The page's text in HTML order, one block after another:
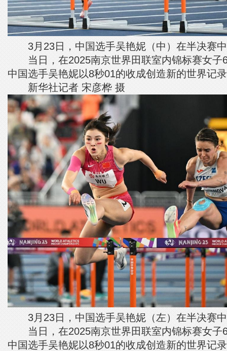
3月23日，中国选手吴艳妮（中）在半决赛
当日，在2025南京世界田联室内锦标赛女子
中国选手吴艳妮以8秒01的收成创造新的世界记
新华社记者 宋彦桦 摄
3月23日，中国选手吴艳妮（左）在半决赛
当日，在2025南京世界田联室内锦标赛女子
中国选手吴艳妮以8秒01的收成创造新的世界记